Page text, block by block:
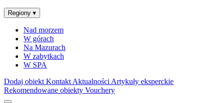
Regiony ▾
Nad morzem
W górach
Na Mazurach
W zabytkach
W SPA
Dodaj obiekt Kontakt Aktualności Artykuły eksperckie
Rekomendowane obiekty Vouchery